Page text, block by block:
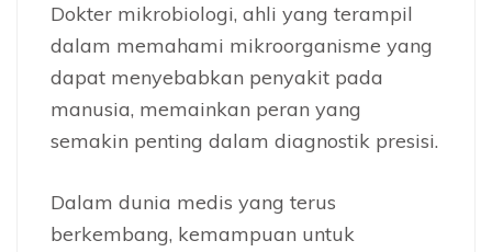
Dokter mikrobiologi, ahli yang terampil
dalam memahami mikroorganisme yang
dapat menyebabkan penyakit pada
manusia, memainkan peran yang
semakin penting dalam diagnostik presisi.
Dalam dunia medis yang terus
berkembang, kemampuan untuk